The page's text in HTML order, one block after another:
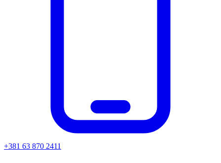
+381 63 870 2411